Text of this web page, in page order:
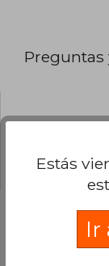
Preguntas
Estás
Ir